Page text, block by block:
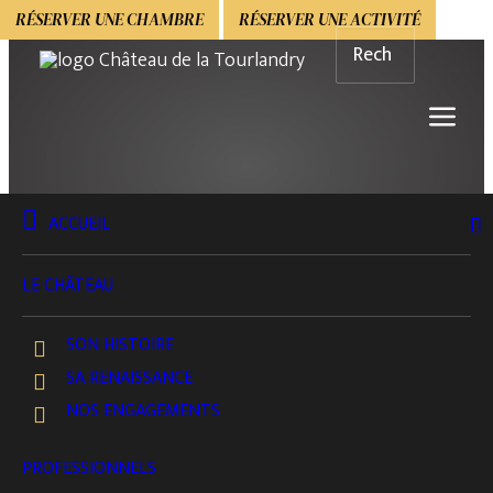
RÉSERVER UNE CHAMBRE RÉSERVER UNE ACTIVITÉ
ACCUEIL
LE CHÂTEAU
SON HISTOIRE
SA RENAISSANCE
NOS ENGAGEMENTS
PROFESSIONNELS